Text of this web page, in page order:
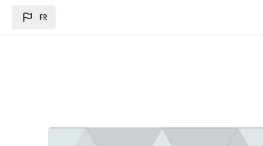
FR
Image du cours Loi des des finances 2024